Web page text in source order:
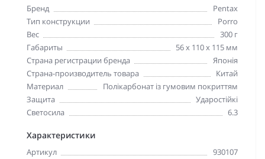
Бренд
Pentax
Тип конструкции
Porro
Вес
300 г
Габариты
56 x 110 x 115 мм
Страна регистрации бренда
Японія
Страна-производитель товара
Китай
Материал
Полікарбонат із гумовим покриттям
Защита
Ударостійкі
Светосила
6.3
Характеристики
Артикул
930107